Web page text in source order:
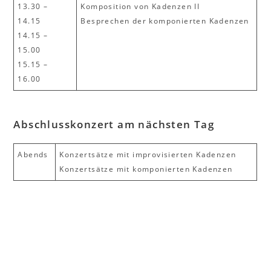
13.30 –
14.15
14.15 –
15.00
15.15 –
16.00
Komposition von Kadenzen II
Besprechen der komponierten Kadenzen
Abschlusskonzert am nächsten Tag
Abends
Konzertsätze mit improvisierten Kadenzen
Konzertsätze mit komponierten Kadenzen